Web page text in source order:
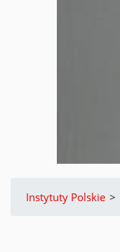
Instytuty Polskie >